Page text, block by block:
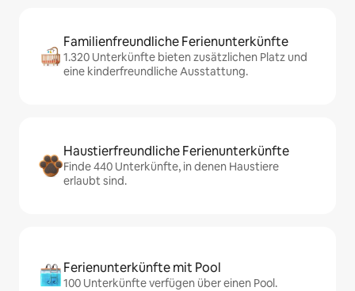
Familienfreundliche Ferienunterkünfte
1.320 Unterkünfte bieten zusätzlichen Platz und
eine kinderfreundliche Ausstattung.
Haustierfreundliche Ferienunterkünfte
Finde 440 Unterkünfte, in denen Haustiere
erlaubt sind.
Ferienunterkünfte mit Pool
100 Unterkünfte verfügen über einen Pool.